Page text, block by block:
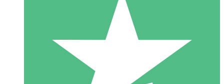
20 00